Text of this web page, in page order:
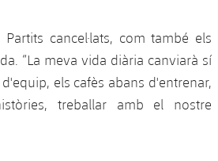
cancel·lats, com també els
“La meva vida diària canviarà sí
els cafès abans d'entrenar,
treballar amb el nostre